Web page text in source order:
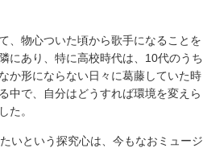
、物心ついた頃から歌手になることを
にあり、特に高校時代は、10代のうち
か形にならない日々に葛藤していた時
中で、自分はどうすれば環境を変えら
た。
いという探究心は、今もなおミュージ